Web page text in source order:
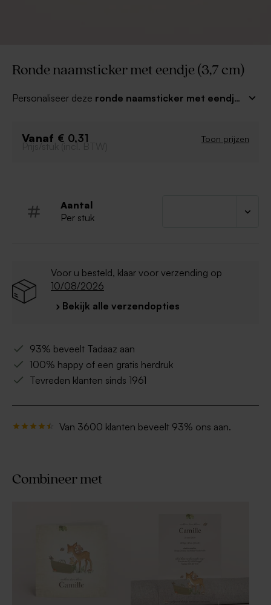
Ronde naamsticker met eendje (3,7 cm)
Personaliseer deze ronde naamsticker met eendje
enveloppen mee af te werken. Combineer met
Vanaf € 0,31 Toon prijzen
Prijs/stuk (incl. BTW)
Aantal
Per stuk
Voor u besteld, klaar voor verzending op
10/08/2026
› Bekijk alle verzendopties
93% beveelt Tadaaz aan
100% happy of een gratis herdruk
Tevreden klanten sinds 1961
Van 3600 klanten beveelt 93% ons aan.
Combineer met